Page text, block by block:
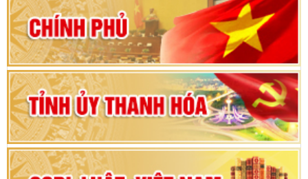
80 năm Quốc hội Việt Nam: vì lợi ích Nhân dân,
vì sự phát triển của đất nước
Bộ Chính trị duyệt nội dung Đại hội đại biểu
Đảng bộ tỉnh Thanh Hóa lần thứ XX, nhiệm kỳ
2025 - 2030
Đại hội đại biểu Đảng bộ xã Yên Thọ lần thứ I,
nhiệm kỳ 2025 – 2030
Đại hội Đảng bộ xã Yên Ninh lần thứ nhất,